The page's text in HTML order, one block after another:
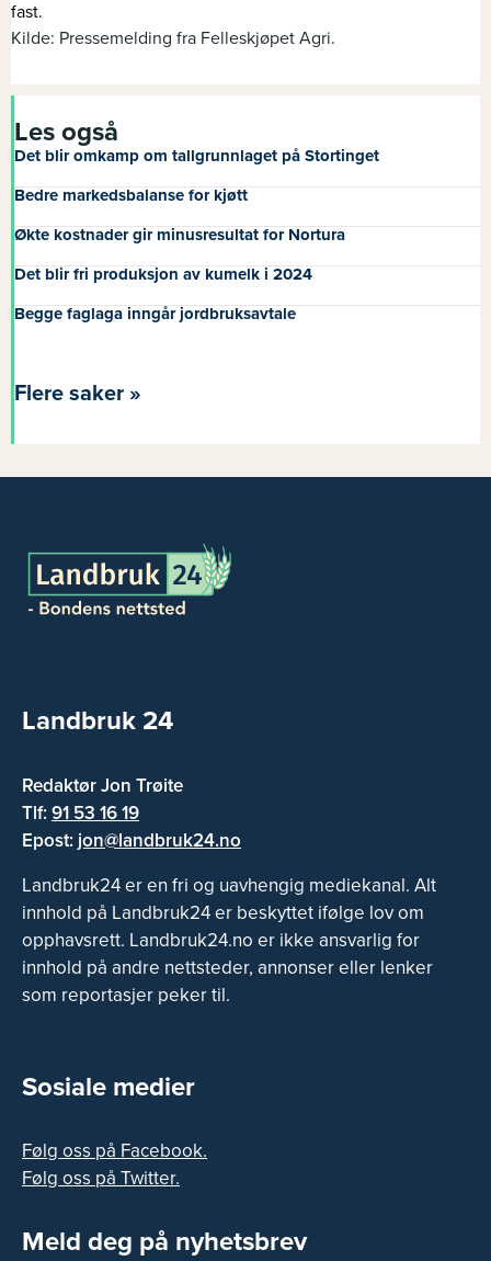
fast.
Kilde: Pressemelding fra Felleskjøpet Agri.
Les også
Det blir omkamp om tallgrunnlaget på Stortinget
Bedre markedsbalanse for kjøtt
Økte kostnader gir minusresultat for Nortura
Det blir fri produksjon av kumelk i 2024
Begge faglaga inngår jordbruksavtale
Flere saker »
Landbruk 24
Redaktør Jon Trøite
Tlf:91 53 16 19
Epost: jon@landbruk24.no
Landbruk24 er en fri og uavhengig mediekanal. Alt
innhold på Landbruk24 er beskyttet ifølge lov om
opphavsrett. Landbruk24.no er ikke ansvarlig for
innhold på andre nettsteder, annonser eller lenker
som reportasjer peker til.
Sosiale medier
Følg oss på Facebook.
Følg oss på Twitter.
Meld deg på nyhetsbrev